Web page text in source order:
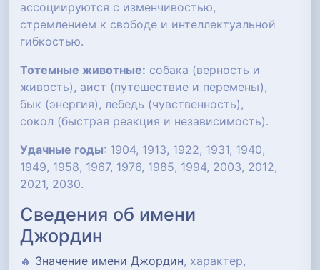
ассоциируются с изменчивостью,
стремлением к свободе и интеллектуальной
гибкостью.
Тотемные животные: собака (верность и
живость), аист (путешествие и перемены),
бык (энергия), лебедь (чувственность),
сокол (быстрая реакция и независимость).
Удачные годы: 1904, 1913, 1922, 1931, 1940,
1949, 1958, 1967, 1976, 1985, 1994, 2003, 2012,
2021, 2030.
Сведения об имени
Джордин
🔥 Значение имени Джордин, характер,